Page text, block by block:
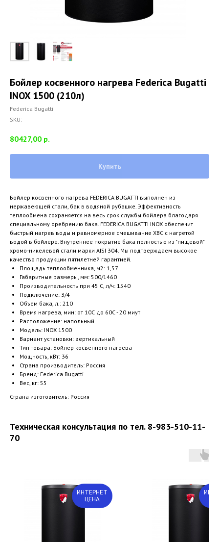
Бойлер косвенного нагрева Federica Bugatti
INOX 1500 (210л)
Federica Bugatti
SKU:
80427,00 р.
Купить
Бойлер косвенного нагрева FEDERICA BUGATTI выполнен из
нержавеющей стали, бак в водяной рубашке. Эффективность
теплообмена сохраняется на весь срок службы бойлера благодаря
специальному оребрению бака. FEDERICA BUGATTI INOX обеспечит
быстрый нагрев воды и равномерное смешивание ХВС с нагретой
водой в бойлере. Внутреннее покрытие бака полностью из "пищевой"
хромо-никелевой стали марки AISI 304. Мы подтверждаем высокое
качество продукции пятилетней гарантией.
Площадь теплообменника, м2: 1,57
Габаритные размеры, мм: 500/1460
Производительность при 45 С, л/ч: 1540
Подключение: 3/4
Объем бака, л.: 210
Время нагрева, мин: от 10С до 60С - 20 миут
Расположение: напольный
Модель: INOX 1500
Вариант установки: вертикальный
Тип товара: Бойлер косвенного нагрева
Мощность, кВт: 36
Страна производитель: Россия
Бренд: Federica Bugatti
Вес, кг: 55
Страна изготовитель: Россия
Техническая консультация по тел. 8-983-510-11-
70
ИНТЕРНЕТ
ЦЕНА